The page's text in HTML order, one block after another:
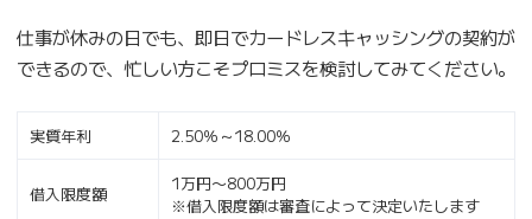
仕事が休みの日でも、即日でカードレスキャッシングの契約が
できるので、忙しい方こそプロミスを検討してみてください。
実質年利 2.50％～18.00％
借入限度額
1万円〜800万円
※借入限度額は審査によって決定いたします